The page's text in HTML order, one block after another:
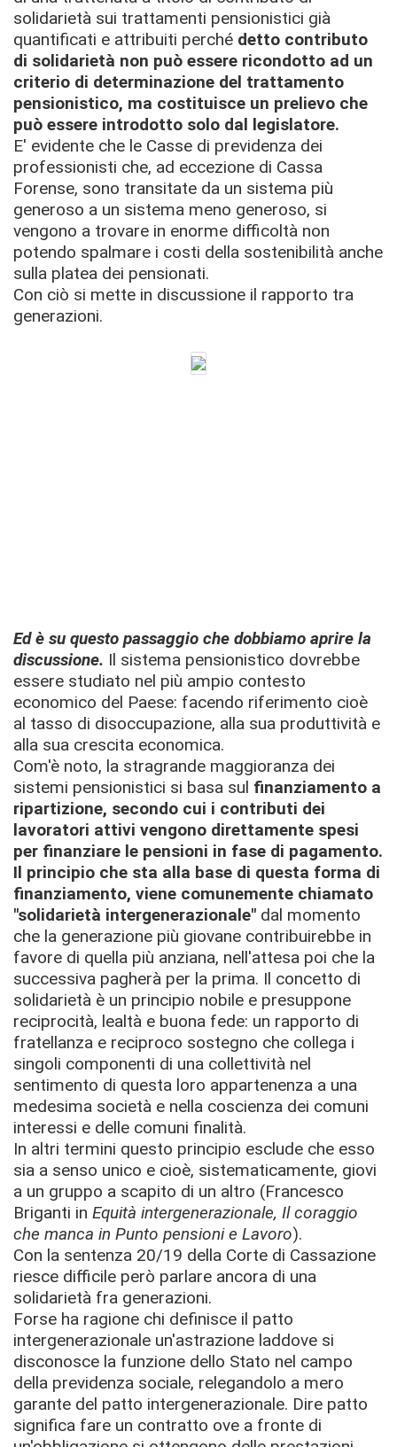
solidarietà sui trattamenti pensionistici già
quantificati e attribuiti perché detto contributo
di solidarietà non può essere ricondotto ad un
criterio di determinazione del trattamento
pensionistico, ma costituisce un prelievo che
può essere introdotto solo dal legislatore.
E' evidente che le Casse di previdenza dei
professionisti che, ad eccezione di Cassa
Forense, sono transitate da un sistema più
generoso a un sistema meno generoso, si
vengono a trovare in enorme difficoltà non
potendo spalmare i costi della sostenibilità anche
sulla platea dei pensionati.
Con ciò si mette in discussione il rapporto tra
generazioni.
Ed è su questo passaggio che dobbiamo aprire la
discussione. Il sistema pensionistico dovrebbe
essere studiato nel più ampio contesto
economico del Paese: facendo riferimento cioè
al tasso di disoccupazione, alla sua produttività e
alla sua crescita economica.
Com'è noto, la stragrande maggioranza dei
sistemi pensionistici si basa sul finanziamento a
ripartizione, secondo cui i contributi dei
lavoratori attivi vengono direttamente spesi
per finanziare le pensioni in fase di pagamento.
Il principio che sta alla base di questa forma di
finanziamento, viene comunemente chiamato
"solidarietà intergenerazionale" dal momento
che la generazione più giovane contribuirebbe in
favore di quella più anziana, nell'attesa poi che la
successiva pagherà per la prima. Il concetto di
solidarietà è un principio nobile e presuppone
reciprocità, lealtà e buona fede: un rapporto di
fratellanza e reciproco sostegno che collega i
singoli componenti di una collettività nel
sentimento di questa loro appartenenza a una
medesima società e nella coscienza dei comuni
interessi e delle comuni finalità.
In altri termini questo principio esclude che esso
sia a senso unico e cioè, sistematicamente, giovi
a un gruppo a scapito di un altro (Francesco
Briganti in Equità intergenerazionale, Il coraggio
che manca in Punto pensioni e Lavoro).
Con la sentenza 20/19 della Corte di Cassazione
riesce difficile però parlare ancora di una
solidarietà fra generazioni.
Forse ha ragione chi definisce il patto
intergenerazionale un'astrazione laddove si
disconosce la funzione dello Stato nel campo
della previdenza sociale, relegandolo a mero
garante del patto intergenerazionale. Dire patto
significa fare un contratto ove a fronte di